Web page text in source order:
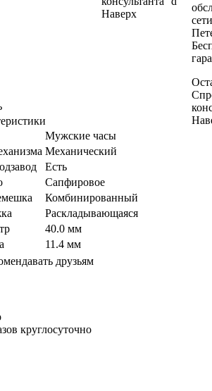
Наверх
Мужские часы
Механический
Есть
Сапфировое
Комбинированный
Раскладывающаяся
40.0 мм
11.4 мм
друзьям
круглосуточно